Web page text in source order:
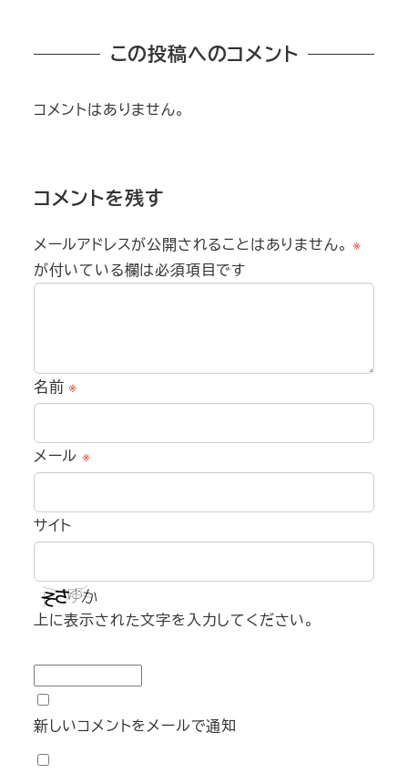
この投稿へのコメント
コメントはありません。
コメントを残す
メールアドレスが公開されることはありません。 ※
が付いている欄は必須項目です
名前※
メール ※
サイト
上に表示された文字を入力してください。
新しいコメントをメールで通知